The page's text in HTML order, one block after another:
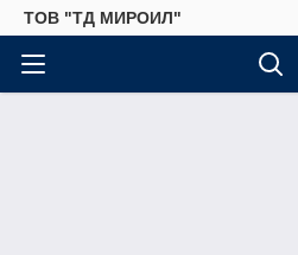
ТОВ "ТД МИРОИЛ"